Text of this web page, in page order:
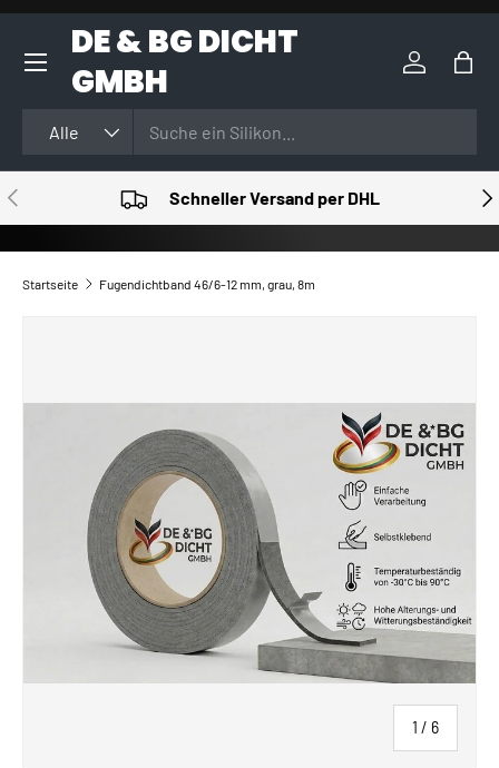
DIREKT ZUM INHALT
DE & BG DICHT
GMBH
Alle
Einloggen
VORHERIGE Schneller Versand per DHL
Startseite Fugendichtband 46/6-12 mm, grau, 8m
1 / von
6